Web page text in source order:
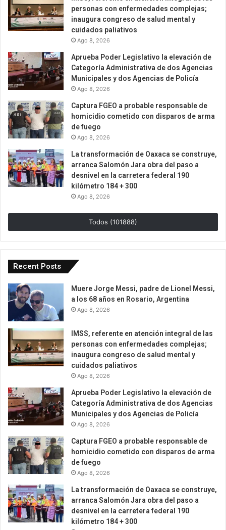
personas con enfermedades complejas;
inaugura congreso de salud mental y
cuidados paliativos
Ago 8, 2026
Aprueba Poder Legislativo la elevación de
Categoría Administrativa de dos Agencias
Municipales y dos Agencias de Policía
Ago 8, 2026
Captura FGEO a probable responsable de
homicidio cometido con disparos de arma
de fuego
Ago 8, 2026
La transformación de Oaxaca se construye,
arranca Salomón Jara obra del paso a
desnivel en la carretera federal 190
kilómetro 184 + 300
Ago 8, 2026
Todos (101888)
Recent Posts
Muere Jorge Messi, padre de Lionel Messi,
a los 68 años en Rosario, Argentina
Ago 8, 2026
IMSS, referente en atención integral de las
personas con enfermedades complejas;
inaugura congreso de salud mental y
cuidados paliativos
Ago 8, 2026
Aprueba Poder Legislativo la elevación de
Categoría Administrativa de dos Agencias
Municipales y dos Agencias de Policía
Ago 8, 2026
Captura FGEO a probable responsable de
homicidio cometido con disparos de arma
de fuego
Ago 8, 2026
La transformación de Oaxaca se construye,
arranca Salomón Jara obra del paso a
desnivel en la carretera federal 190
kilómetro 184 + 300